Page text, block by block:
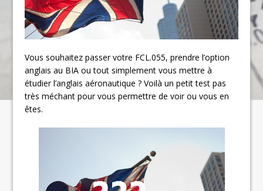
Vous souhaitez passer votre FCL.055, prendre l’option
anglais au BIA ou tout simplement vous mettre à
étudier l’anglais aéronautique ? Voilà un petit test pas
très méchant pour vous permettre de voir ou vous en
êtes.